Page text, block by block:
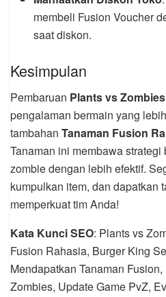
membeli Fusion Voucher
saat diskon.
Kesimpulan
Pembaruan Plants vs
pengalaman bermain yang
tambahan Tanaman Fusion
Tanaman ini membawa
zombie dengan lebih efektif.
kumpulkan item, dan dapatkan
memperkuat tim Anda!
Kata Kunci SEO: Plants vs
Fusion Rahasia, Burger King
Mendapatkan Tanaman
Zombies, Update Game PvZ,